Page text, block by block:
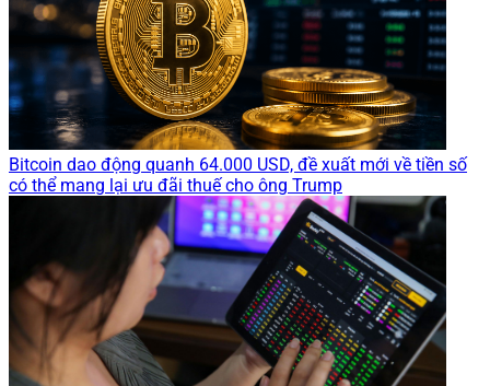
Bitcoin dao động quanh 64.000 USD, đề xuất mới về tiền số
có thể mang lại ưu đãi thuế cho ông Trump